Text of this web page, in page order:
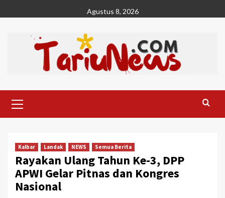
to
Agustus 8, 2026
Menu
Kalbar Landak NEWS Semua Berita
Rayakan Ulang Tahun Ke-3, DPP
APWI Gelar Pitnas dan Kongres
Nasional